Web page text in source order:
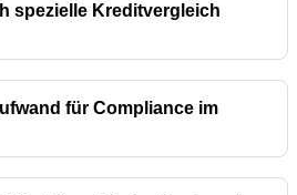
spezielle Kreditvergleich
für Compliance im